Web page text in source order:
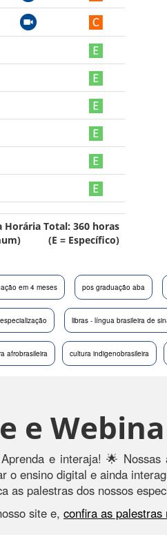
Horária Total: 360 horas
(E = Específico)
em 4 meses pos graduação aba
especialização libras - língua brasileira de
afrobrasileira cultura indigenobrasileira
e
e interaja! 🌟 Nossas
o ensino digital e ainda
as palestras dos nossos
site e, confira as